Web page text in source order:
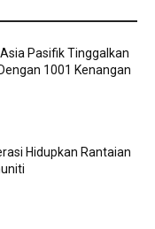
Pasifik Tinggalkan
1001 Kenangan
Hidupkan Rantaian